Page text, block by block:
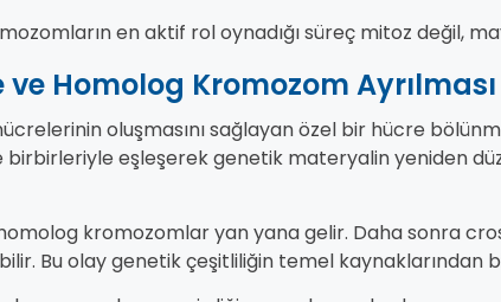
en aktif rol oynadığı süreç mitoz değil,
Homolog Kromozom Ayrılması
oluşmasını sağlayan özel bir hücre
eşleşerek genetik materyalin yeniden
kromozomlar yan yana gelir. Daha sonra
Bu olay genetik çeşitliliğin temel kaynaklarından